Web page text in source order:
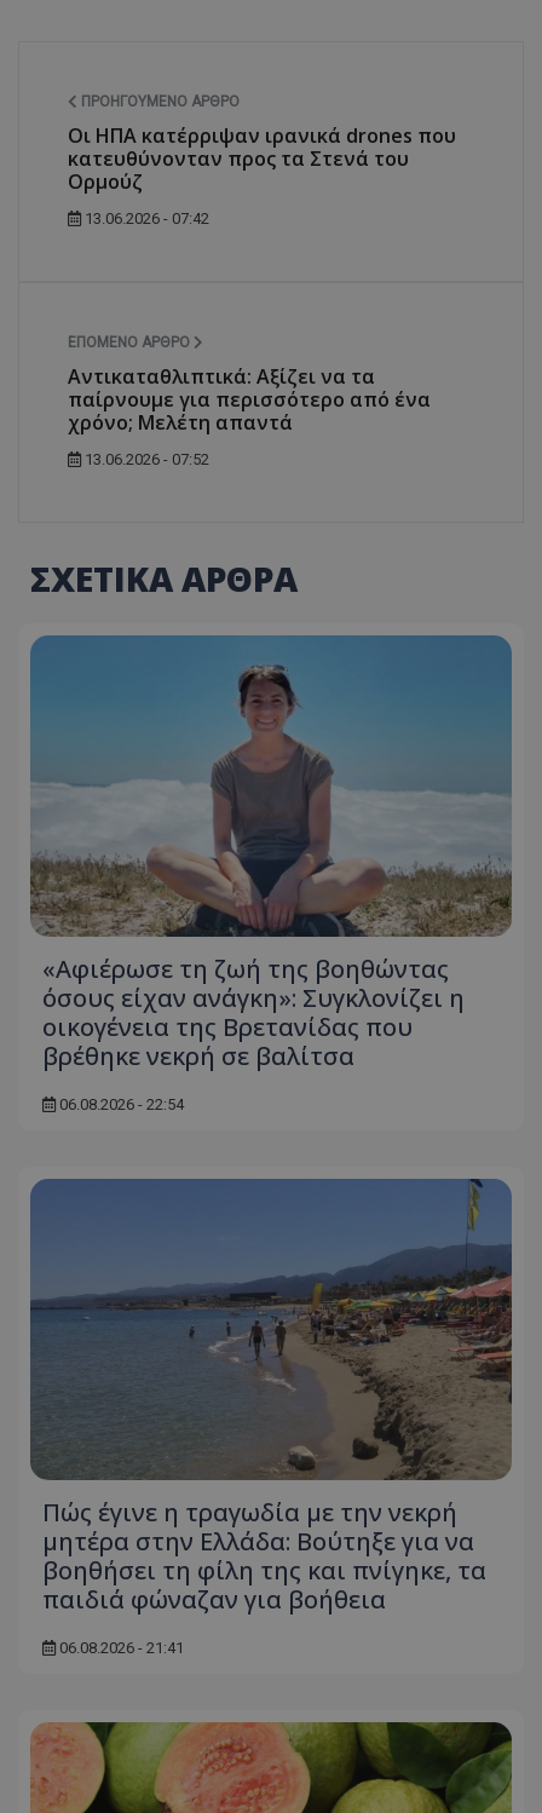
ΠΡΟΗΓΟΎΜΕΝΟ ΆΡΘΡΟ
Οι ΗΠΑ κατέρριψαν ιρανικά drones που
κατευθύνονταν προς τα Στενά του
Ορμούζ
13.06.2026 - 07:42
ΕΠΌΜΕΝΟ ΆΡΘΡΟ
Αντικαταθλιπτικά: Αξίζει να τα
παίρνουμε για περισσότερο από ένα
χρόνο; Μελέτη απαντά
13.06.2026 - 07:52
ΣΧΕΤΙΚΑ ΑΡΘΡΑ
«Αφιέρωσε τη ζωή της βοηθώντας
όσους είχαν ανάγκη»: Συγκλονίζει η
οικογένεια της Βρετανίδας που
βρέθηκε νεκρή σε βαλίτσα
06.08.2026 - 22:54
Πώς έγινε η τραγωδία με την νεκρή
μητέρα στην Ελλάδα: Βούτηξε για να
βοηθήσει τη φίλη της και πνίγηκε, τα
παιδιά φώναζαν για βοήθεια
06.08.2026 - 21:41